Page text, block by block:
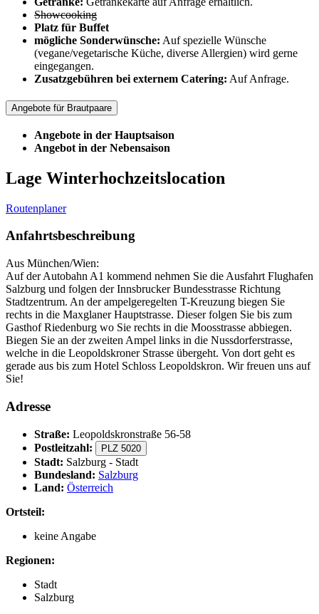
Showcooking
Platz für Buffet
mögliche Sonderwünsche: Auf spezielle Wünsche
(vegane/vegetarische Küche, diverse Allergien) wird gerne
eingegangen.
Zusatzgebühren bei externem Catering: Auf Anfrage.
Angebote für Brautpaare
Angebote in der Hauptsaison
Angebot in der Nebensaison
Lage Winterhochzeitslocation
Routenplaner
Anfahrtsbeschreibung
Aus München/Wien:
Auf der Autobahn A1 kommend nehmen Sie die Ausfahrt Flughafen
Salzburg und folgen der Innsbrucker Bundesstrasse Richtung
Stadtzentrum. An der ampelgeregelten T-Kreuzung biegen Sie
rechts in die Maxglaner Hauptstrasse. Dieser folgen Sie bis zum
Gasthof Riedenburg wo Sie rechts in die Moosstrasse abbiegen.
Biegen Sie an der zweiten Ampel links in die Nussdorferstrasse,
welche in die Leopoldskroner Strasse übergeht. Von dort geht es
gerade aus bis zum Hotel Schloss Leopoldskron. Wir freuen uns auf
Sie!
Adresse
Straße: Leopoldskronstraße 56-58
Postleitzahl:
PLZ 5020
Stadt: Salzburg - Stadt
Bundesland: Salzburg
Land: Österreich
Ortsteil:
keine Angabe
Regionen:
Stadt
Salzburg